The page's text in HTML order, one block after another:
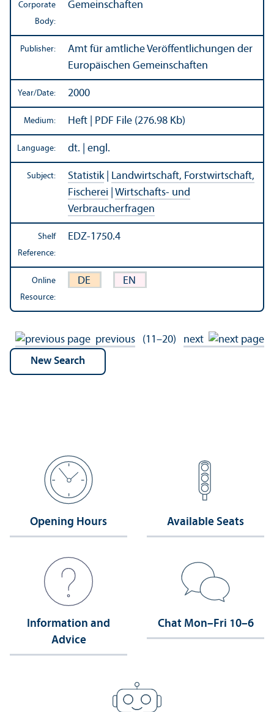
Corporate
Body:
Gemeinschaften
Publisher:
Amt für amtliche Veröffentlichungen der
Europäischen Gemeinschaften
Year/Date: 2000
Medium: Heft | PDF File (276.98 Kb)
Language: dt. | engl.
Subject: Statistik| Landwirtschaft, Forstwirtschaft,
Fischerei
Wirtschafts- und
Verbraucherfragen
Shelf
Reference:
EDZ-1750.4
Online
Resource:
DE EN
previous (11–20) next
Opening Hours Available Seats
Information and
Advice
Chat Mon–Fri 10–6